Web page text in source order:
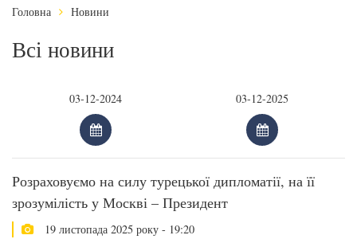
Головна Новини
Всі новини
Розраховуємо на силу турецької дипломатії, на її
зрозумілість у Москві – Президент
19 листопада 2025 року - 19:20